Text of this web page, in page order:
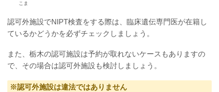
こま
認可外施設でNIPT検査をする際は、臨床遺伝専門医が在籍し
ているかどうかを必ずチェックしましょう。
また、栃木の認可施設は予約が取れないケースもありますの
で、その場合は認可外施設も検討しましょう。
※認可外施設は違法ではありません